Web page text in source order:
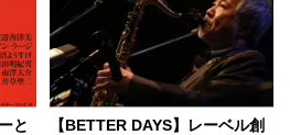
と
【BETTER DAYS】レーベル創